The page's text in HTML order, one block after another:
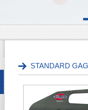
STANDARD